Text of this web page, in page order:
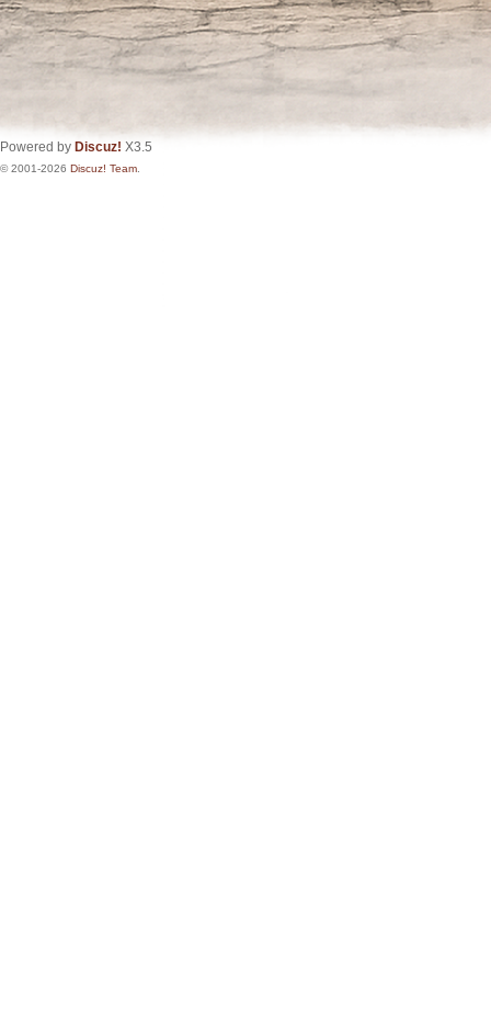
Powered by Discuz! X3.5
© 2001-2026 Discuz! Team